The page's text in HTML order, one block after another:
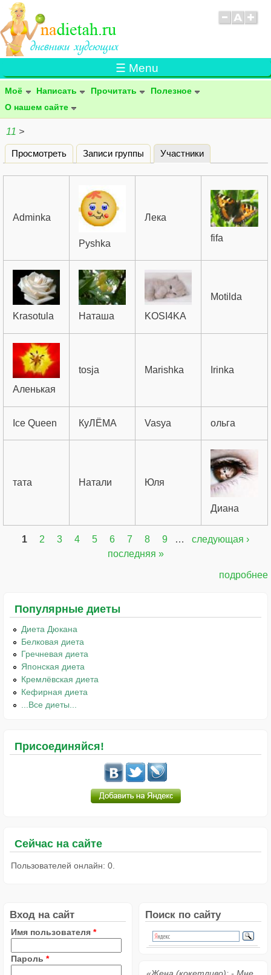
☰ Menu
Моё Написать Прочитать
Полезное
О нашем сайте
11 >
Главные вкладки
Просмотреть Записи группы Участники
Adminka
Pyshka
Лека
fifa
Krasotula Наташа KOSI4KA
Motilda
Аленькая
tosja Marishka Irinka
Ice Queen КуЛЁМА Vasya ольга
тата Натали Юля
Диана
1 2 3 4 5 6 7 8 9 …
следующая ›
последняя »
подробнее
Популярные диеты
Диета Дюкана
Белковая диета
Гречневая диета
Японская диета
Кремлёвская диета
Кефирная диета
...Все диеты...
Присоединяйся!
Сейчас на сайте
Пользователей онлайн: 0.
Вход на сайт
Имя пользователя *
Пароль *
Поиск по сайту